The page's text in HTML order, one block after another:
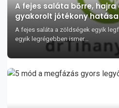
A fejes saláta bőrre, hajra
gyakorolt jótékony
A fejes saláta a zöldségek egyik
egyik legrégebben ismer...